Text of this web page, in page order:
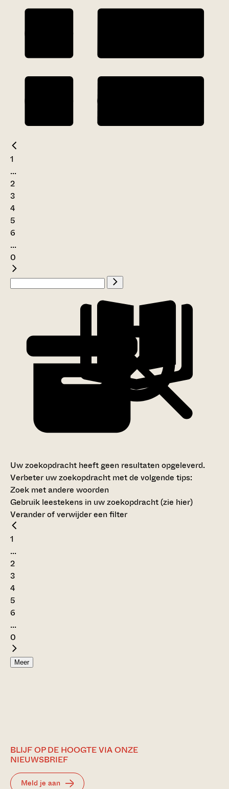
1
...
2
3
4
5
6
...
0
Uw zoekopdracht heeft geen resultaten opgeleverd.
Verbeter uw zoekopdracht met de volgende tips:
Zoek met andere woorden
Gebruik leestekens in uw zoekopdracht (zie hier)
Verander of verwijder een filter
1
...
2
3
4
5
6
...
0
Meer
BLIJF OP DE HOOGTE VIA ONZE
NIEUWSBRIEF
Meld je aan